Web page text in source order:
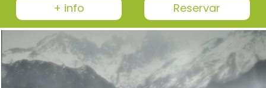
+ info Reservar